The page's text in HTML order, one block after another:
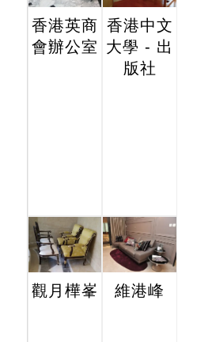
香港英商
會辦公室
香港中文
大學 - 出
版社
觀月樺峯 維港峰